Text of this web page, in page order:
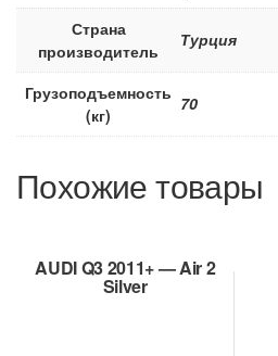
Страна
производитель
Турция
Грузоподъемность
(кг)
70
Похожие товары
AUDI Q3 2011+ — Air 2
Silver